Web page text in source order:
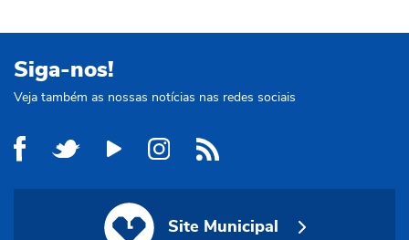
Siga-nos!
Veja também as nossas notícias nas redes sociais
Site Municipal